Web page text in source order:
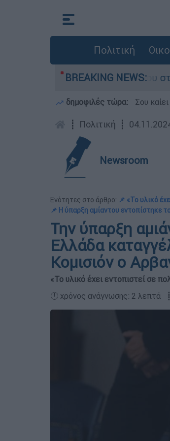
Πολιτική
BREAKING NEWS:
που έχασε τη ζωή του στη
δημοφιλές τώρα: Σου
┋ Πολιτική ┋
Newsroom
Ενότητες στο άρθρο: 📌 «Το υλικό
📌 Η ύπαρξη αμίαντου εντοπίστηκε
Την ύπαρξη
Ελλάδα
Κομισιόν ο
«Το υλικό έχει εντοπιστεί σε
🕛 χρόνος ανάγνωσης: 2